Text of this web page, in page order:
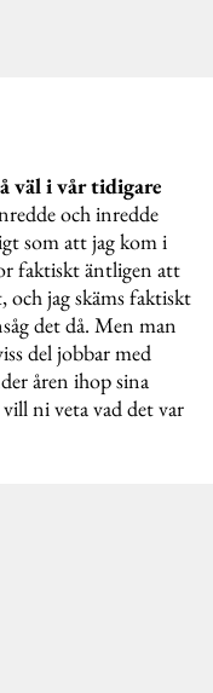
väl i vår tidigare
och inredde
som att jag kom i
faktiskt äntligen att
och jag skäms faktiskt
det då. Men man
del jobbar med
åren ihop sina
ni veta vad det var